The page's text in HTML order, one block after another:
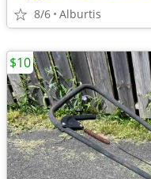
8/6 Alburtis
$10